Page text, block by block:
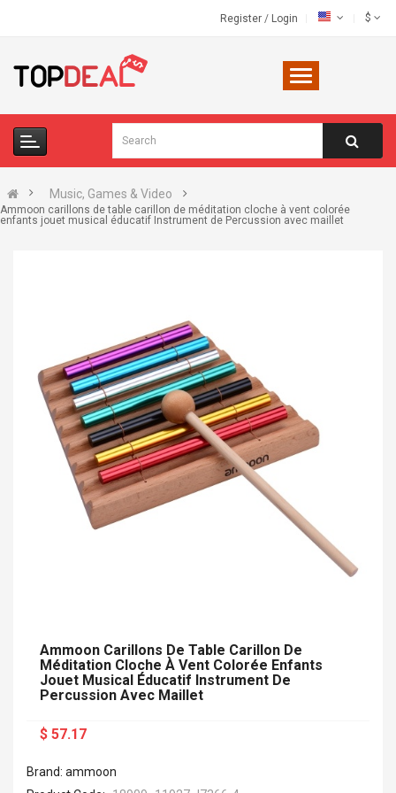
Register / Login $
Music, Games & Video
Ammoon carillons de table carillon de méditation cloche à vent colorée
enfants jouet musical éducatif Instrument de Percussion avec maillet
Ammoon Carillons De Table Carillon De
Méditation Cloche À Vent Colorée Enfants
Jouet Musical Éducatif Instrument De
Percussion Avec Maillet
$ 57.17
Brand: ammoon